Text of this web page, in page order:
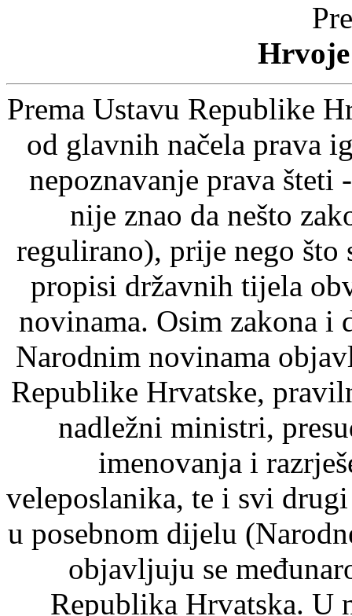
Prema Ustavu Republike
od glavnih načela prava
nepoznavanje prava šteti
nije znao da nešto
regulirano), prije nego što
propisi državnih tijela
novinama. Osim zakona i
Narodnim novinama
Republike Hrvatske,
nadležni ministri,
imenovanja i
veleposlanika, te i svi
u posebnom dijelu
objavljuju se
Republika Hrvatska. U